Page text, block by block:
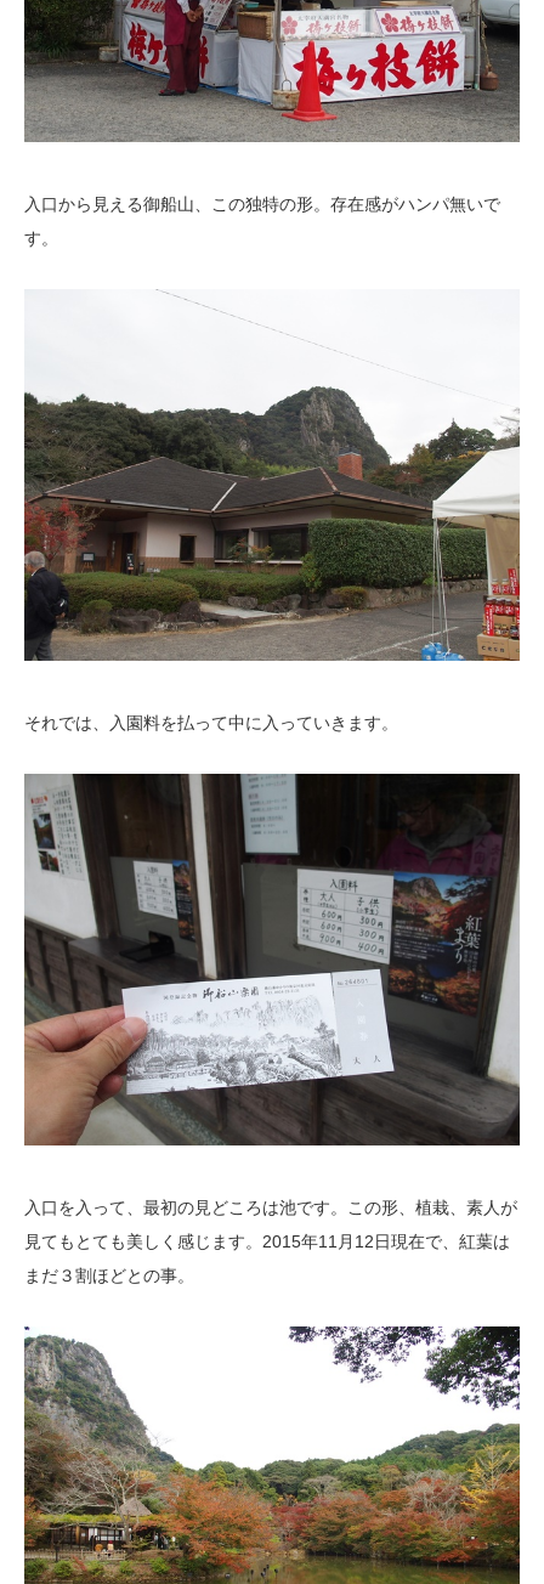
入口から見える御船山、この独特の形。存在感がハンパ無いで
す。
それでは、入園料を払って中に入っていきます。
入口を入って、最初の見どころは池です。この形、植栽、素人が
見てもとても美しく感じます。2015年11月12日現在で、紅葉は
まだ３割ほどとの事。